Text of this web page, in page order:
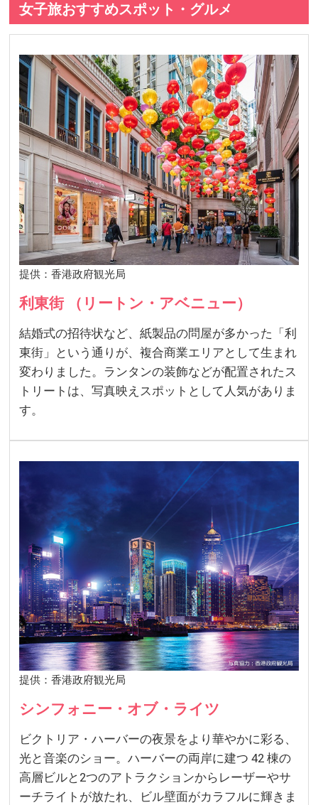
女子旅おすすめスポット・グルメ
提供：香港政府観光局
利東街 （リートン・アベニュー）
結婚式の招待状など、紙製品の問屋が多かった「利
東街」という通りが、複合商業エリアとして生まれ
変わりました。ランタンの装飾などが配置されたス
トリートは、写真映えスポットとして人気がありま
す。
提供：香港政府観光局
シンフォニー・オブ・ライツ
ビクトリア・ハーバーの夜景をより華やかに彩る、
光と音楽のショー。ハーバーの両岸に建つ 42 棟の
高層ビルと2つのアトラクションからレーザーやサ
ーチライトが放たれ、ビル壁面がカラフルに輝きま